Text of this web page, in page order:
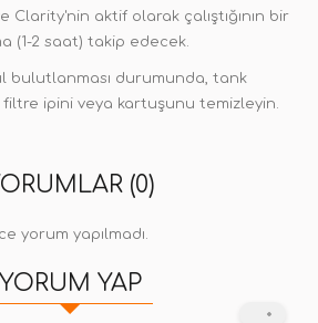
Clarity'nin aktif olarak çalıştığının bir
(1-2 saat) takip edecek.
bulutlanması durumunda, tank
ipini veya kartuşunu temizleyin.
(0)
yorum yapılmadı.
YORUM YAP